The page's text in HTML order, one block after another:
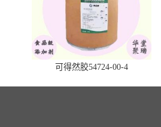
可得然胶54724-00-4